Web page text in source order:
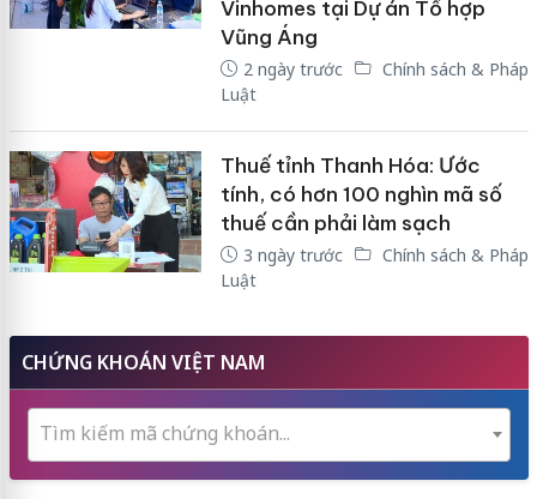
Vinhomes tại Dự án Tổ hợp
Vũng Áng
2 ngày trước
Chính sách & Pháp
Luật
Thuế tỉnh Thanh Hóa: Ước
tính, có hơn 100 nghìn mã số
thuế cần phải làm sạch
3 ngày trước
Chính sách & Pháp
Luật
CHỨNG KHOÁN VIỆT NAM
Tìm kiếm mã chứng khoán...